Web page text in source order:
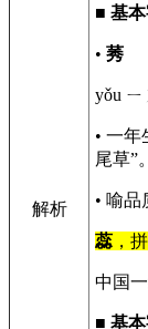
解析
■ 基
• 莠
yǒu ㄧ
• 一
尾草”。
• 喻品
蕊 ，
中国
■ 基